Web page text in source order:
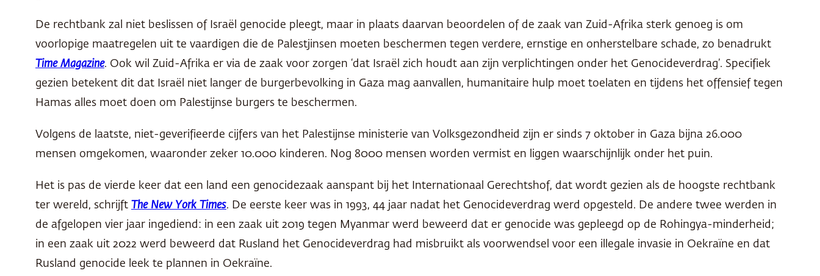
De rechtbank zal niet beslissen of Israël genocide pleegt, maar in plaats daarvan beoordelen of de zaak van Zuid-Afrika sterk genoeg is om
voorlopige maatregelen uit te vaardigen die de Palestjinsen moeten beschermen tegen verdere, ernstige en onherstelbare schade, zo benadrukt
Time Magazine. Ook wil Zuid-Afrika er via de zaak voor zorgen ‘dat Israël zich houdt aan zijn verplichtingen onder het Genocideverdrag’. Specifiek
gezien betekent dit dat Israël niet langer de burgerbevolking in Gaza mag aanvallen, humanitaire hulp moet toelaten en tijdens het offensief tegen
Hamas alles moet doen om Palestijnse burgers te beschermen.
Volgens de laatste, niet-geverifieerde cijfers van het Palestijnse ministerie van Volksgezondheid zijn er sinds 7 oktober in Gaza bijna 26.000
mensen omgekomen, waaronder zeker 10.000 kinderen. Nog 8000 mensen worden vermist en liggen waarschijnlijk onder het puin.
Het is pas de vierde keer dat een land een genocidezaak aanspant bij het Internationaal Gerechtshof, dat wordt gezien als de hoogste rechtbank
ter wereld, schrijft The New York Times. De eerste keer was in 1993, 44 jaar nadat het Genocideverdrag werd opgesteld. De andere twee werden in
de afgelopen vier jaar ingediend: in een zaak uit 2019 tegen Myanmar werd beweerd dat er genocide was gepleegd op de Rohingya-minderheid;
in een zaak uit 2022 werd beweerd dat Rusland het Genocideverdrag had misbruikt als voorwendsel voor een illegale invasie in Oekraïne en dat
Rusland genocide leek te plannen in Oekraïne.